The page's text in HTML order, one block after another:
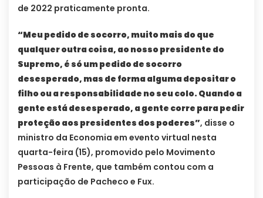
de 2022 praticamente pronta.
“Meu pedido de socorro, muito mais do que
qualquer outra coisa, ao nosso presidente do
Supremo, é só um pedido de socorro
desesperado, mas de forma alguma depositar o
filho ou a responsabilidade no seu colo. Quando a
gente está desesperado, a gente corre para pedir
proteção aos presidentes dos poderes”, disse o
ministro da Economia em evento virtual nesta
quarta-feira (15), promovido pelo Movimento
Pessoas à Frente, que também contou com a
participação de Pacheco e Fux.